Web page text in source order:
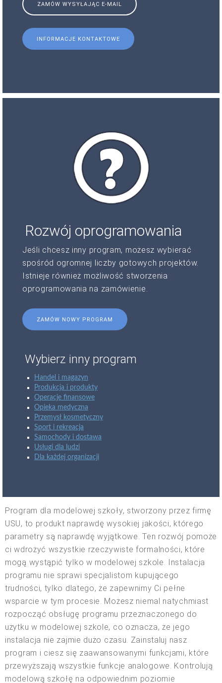
ZAMÓW WYSYŁAJĄC E-MAIL
INFORMACJE KONTAKTOWE
Rozwój oprogramowania
Jeśli chcesz inny program, możesz wybierać
spośród ogromnej liczby gotowych projektów.
Istnieje również możliwość stworzenia
oprogramowania na zamówienie.
ZAMÓW NOWY PROGRAM
Wybierz inny program
Handel i magazyn
Produkcja i produkty
Operacje finansowe
Opieka medyczna
Przemysł kosmetyczny
Sport i rekreacja
Samochody i dostawa
Usługi dla ludzi
Dla każdej organizacji
Program dla modelowej szkoły, stworzony przez firmę
USU, to produkt naprawdę wysokiej jakości, którego
parametry są naprawdę wyjątkowe. Ten rozwój pomoże
ci wdrożyć wszystkie rzeczywiste formalności, które
mogą wystąpić tylko w modelowej szkole. Instalacja
programu nie sprawi specjalistom kupującego
trudności, tylko dlatego, że zapewnimy Ci pełne
wsparcie w tym procesie. Możesz niemal natychmiast
rozpocząć obsługę programu przeznaczonego do
użytku w modelowej szkole, co oznacza, że jego
instalacja nie zajmie dużo czasu. Zainstaluj nasz
program i ciesz się zaawansowanymi funkcjami, które
przewyższają wszystkie funkcje analogowe. Kontrolują
modelową szkołę na odpowiednim poziomie